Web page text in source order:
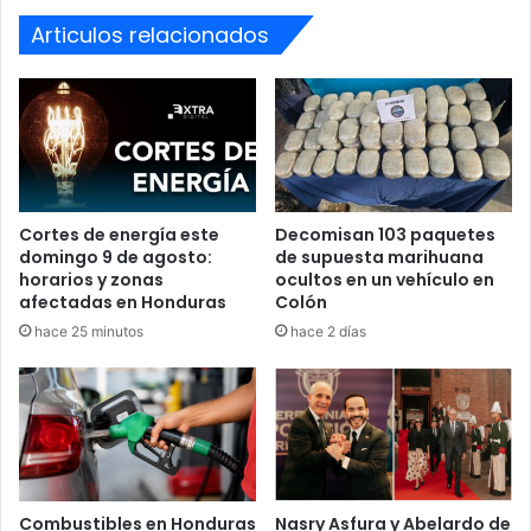
rectificación públicay pidió al
gobierno de la república
garantizar el respeto al principio constitucional de la
subordinación militar al poder civil, reafirmando su
compromiso con lalibertad de prensa y el pluralismo
informativo.
Colegio de Periodistas FFAA
Articulos relacionados
Cortes de energía este
domingo 9 de agosto:
horarios y zonas
afectadas en Honduras
hace 25 minutos
Decomisan 103 paquetes
de supuesta marihuana
ocultos en un vehículo en
Colón
hace 2 días
Combustibles en Honduras Nasry Asfura y Abelardo de